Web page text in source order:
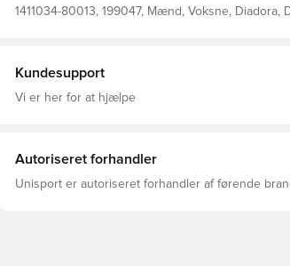
1411034-80013, 199047, Mænd, Voksne, Diadora,
Kundesupport
Vi er her for at hjælpe
Autoriseret forhandler
Unisport er autoriseret forhandler af førende